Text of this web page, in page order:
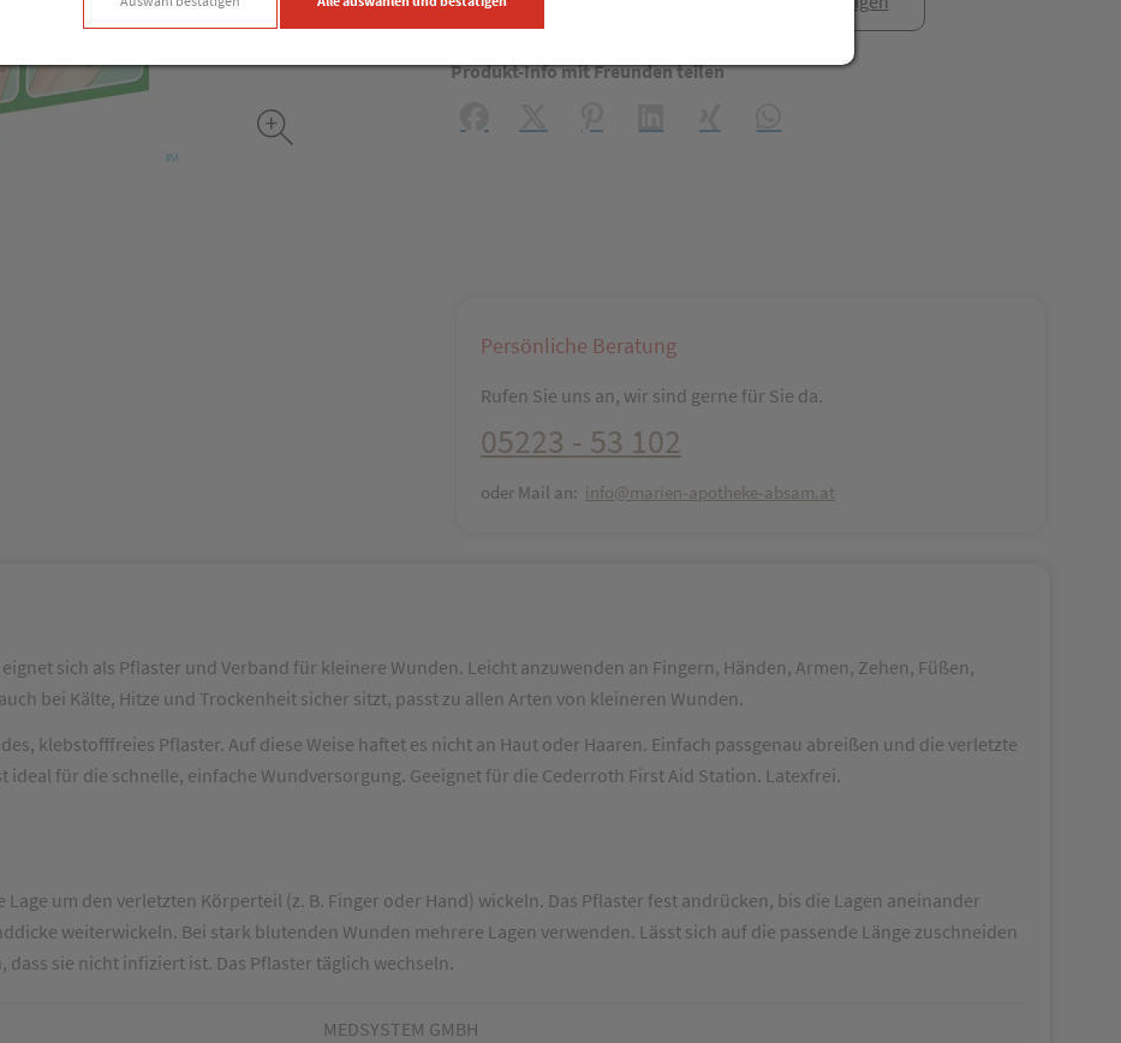
Produkt-Info mit Freunden teilen
Persönliche Beratung
Rufen Sie uns an, wir sind gerne für Sie da.
05223 - 53 102
oder Mail an: info@marien-apotheke-absam.at
sich als Pflaster und Verband für kleinere Wunden. Leicht anzuwenden an Fingern, Händen, Armen, Zehen, Füßen,
bei Kälte, Hitze und Trockenheit sicher sitzt, passt zu allen Arten von kleineren Wunden.
klebstofffreies Pflaster. Auf diese Weise haftet es nicht an Haut oder Haaren. Einfach passgenau abreißen und die verletzte
ideal für die schnelle, einfache Wundversorgung. Geeignet für die Cederroth First Aid Station. Latexfrei.
Lage um den verletzten Körperteil (z. B. Finger oder Hand) wickeln. Das Pflaster fest andrücken, bis die Lagen aneinander
weiterwickeln. Bei stark blutenden Wunden mehrere Lagen verwenden. Lässt sich auf die passende Länge zuschneiden
sie nicht infiziert ist. Das Pflaster täglich wechseln.
MEDSYSTEM GMBH